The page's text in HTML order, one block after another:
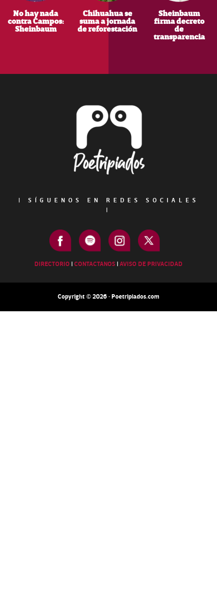
No hay nada
contra Campos:
Sheinbaum
Chihuahua se
suma a jornada
de reforestación
Sheinbaum
firma decreto
de
transparencia
|
SÍGUENOS EN REDES SOCIALES
|
DIRECTORIO |CONTACTANOS |AVISO DE PRIVACIDAD
Copyright © 2026 · Poetripiados.com